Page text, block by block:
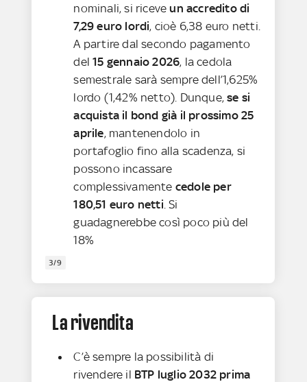
nominali, si riceveun accredito di
7,29 euro lordi, cioè 6,38 euro netti.
A partire dal secondo pagamento
del15 gennaio 2026, la cedola
semestrale sarà sempre dell’1,625%
lordo (1,42% netto). Dunque,se si
acquista il bond già il prossimo 25
aprile, mantenendolo in
portafoglio fino alla scadenza, si
possono incassare
complessivamente cedole per
180,51 euro netti . Si
guadagnerebbe così poco più del
18%
3/9
La rivendita
C’è sempre la possibilità di
rivendere il BTP luglio 2032 prima